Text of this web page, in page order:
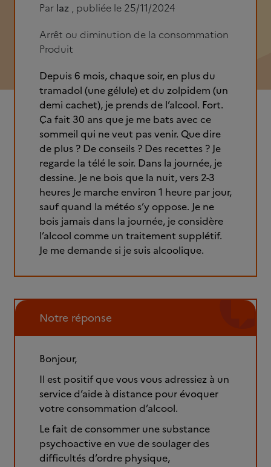
Par laz , publiée le 25/11/2024
Arrêt ou diminution de la consommation
Produit
Depuis 6 mois, chaque soir, en plus du
tramadol (une gélule) et du zolpidem (un
demi cachet), je prends de l’alcool. Fort.
Ça fait 30 ans que je me bats avec ce
sommeil qui ne veut pas venir. Que dire
de plus ? De conseils ? Des recettes ? Je
regarde la télé le soir. Dans la journée, je
dessine. Je ne bois que la nuit, vers 2-3
heures Je marche environ 1 heure par jour,
sauf quand la météo s’y oppose. Je ne
bois jamais dans la journée, je considère
l’alcool comme un traitement supplétif.
Je me demande si je suis alcoolique.
Notre réponse
Bonjour,
Il est positif que vous vous adressiez à un
service d’aide à distance pour évoquer
votre consommation d’alcool.
Le fait de consommer une substance
psychoactive en vue de soulager des
difficultés d’ordre physique,